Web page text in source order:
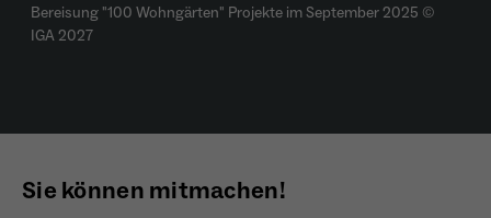
Bereisung "100 Wohngärten" Projekte im September 2025 ©
IGA 2027
Sie können mitmachen!